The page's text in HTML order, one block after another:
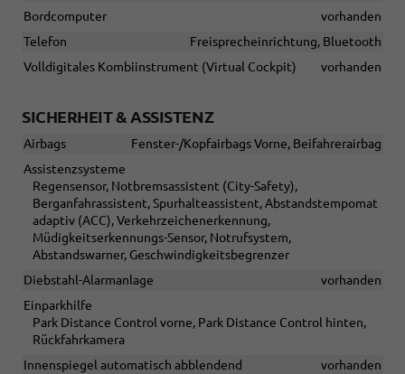
Bordcomputer
vorhanden
Telefon
Freisprecheinrichtung, Bluetooth
Volldigitales Kombiinstrument (Virtual Cockpit)
vorhanden
SICHERHEIT & ASSISTENZ
Airbags
Fenster-/Kopfairbags Vorne, Beifahrerairbag
Assistenzsysteme
Regensensor, Notbremsassistent (City-Safety),
Berganfahrassistent, Spurhalteassistent, Abstandstempomat
adaptiv (ACC), Verkehrzeichenerkennung,
Müdigkeitserkennungs-Sensor, Notrufsystem,
Abstandswarner, Geschwindigkeitsbegrenzer
Diebstahl-Alarmanlage
vorhanden
Einparkhilfe
Park Distance Control vorne, Park Distance Control hinten,
Rückfahrkamera
Innenspiegel automatisch abblendend
vorhanden